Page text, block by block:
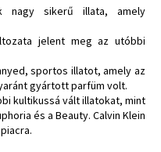
nagy sikerű illata, amely
jelent meg az utóbbi
sportos illatot, amely az
gyártott parfüm volt.
kultikussá vált illatokat, mint
és a Beauty. Calvin Klein